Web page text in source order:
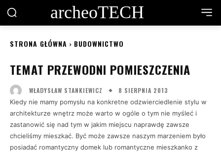
archeoTECH
STRONA GŁÓWNA BUDOWNICTWO
TEMAT PRZEWODNI POMIESZCZENIA
WŁADYSŁAW STANKIEWICZ 8 SIERPNIA 2013
Kiedy nie mamy pomysłu na konkretne odzwierciedlenie stylu w
architekturze wnętrz może warto w ogóle o tym nie myśleć i
zastanowić się nad tym w jakim miejscu naprawdę zawsze
chcieliśmy mieszkać. Być może zawsze naszym marzeniem było
posiadać romantyczny domek lub romantyczne mieszkanko z